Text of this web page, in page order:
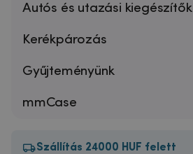
Autós és utazási kiegészítők
Kerékpározás
Gyűjteményünk
mmCase
Szállítás 24000 HUF felett